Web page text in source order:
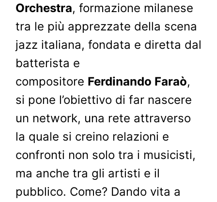
Orchestra, formazione milanese
tra le più apprezzate della scena
jazz italiana, fondata e diretta dal
batterista e
compositore Ferdinando Faraò,
si pone l’obiettivo di far nascere
un network, una rete attraverso
la quale si creino relazioni e
confronti non solo tra i musicisti,
ma anche tra gli artisti e il
pubblico. Come? Dando vita a